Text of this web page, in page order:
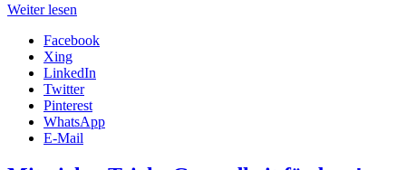
Weiter lesen
Facebook
Xing
LinkedIn
Twitter
Pinterest
WhatsApp
E-Mail